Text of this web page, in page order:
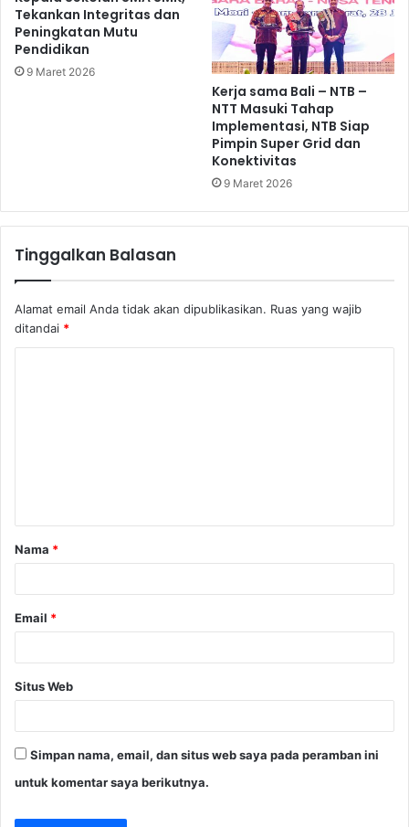
Tekankan Integritas dan
Peningkatan Mutu
Pendidikan
9 Maret 2026
Kerja sama Bali – NTB –
NTT Masuki Tahap
Implementasi, NTB Siap
Pimpin Super Grid dan
Konektivitas
9 Maret 2026
Tinggalkan Balasan
Alamat email Anda tidak akan dipublikasikan. Ruas yang wajib
ditandai *
a
r
Nama *
Email *
Situs Web
Simpan nama, email, dan situs web saya pada peramban ini
untuk komentar saya berikutnya.